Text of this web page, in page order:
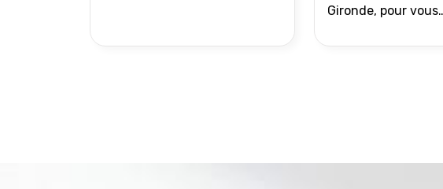
Gironde, pour vous
projets immobiliers.